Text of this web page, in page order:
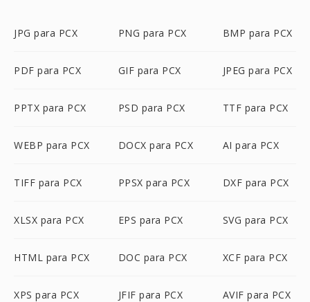
JPG para PCX PNG para PCX BMP para PCX
PDF para PCX GIF para PCX JPEG para PCX
PPTX para PCX PSD para PCX TTF para PCX
WEBP para PCX DOCX para PCX AI para PCX
TIFF para PCX PPSX para PCX DXF para PCX
XLSX para PCX EPS para PCX SVG para PCX
HTML para PCX DOC para PCX XCF para PCX
XPS para PCX JFIF para PCX AVIF para PCX